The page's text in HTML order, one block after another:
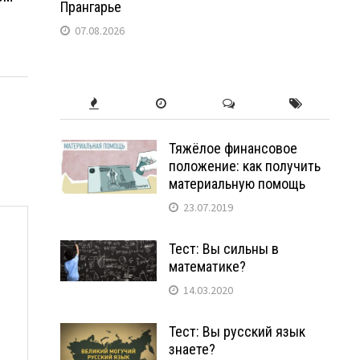
Прангарье
07.08.2026
Тяжёлое финансовое
положение: как получить
материальную помощь
23.07.2019
Тест: Вы сильны в
математике?
14.03.2020
Тест: Вы русский язык
знаете?